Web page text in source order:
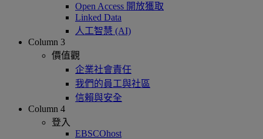
Open Access 開放獲取
Linked Data
人工智慧 (AI)
Column 3
價值觀
企業社會責任
我們的員工與社區
信賴與安全
Column 4
登入
EBSCOhost